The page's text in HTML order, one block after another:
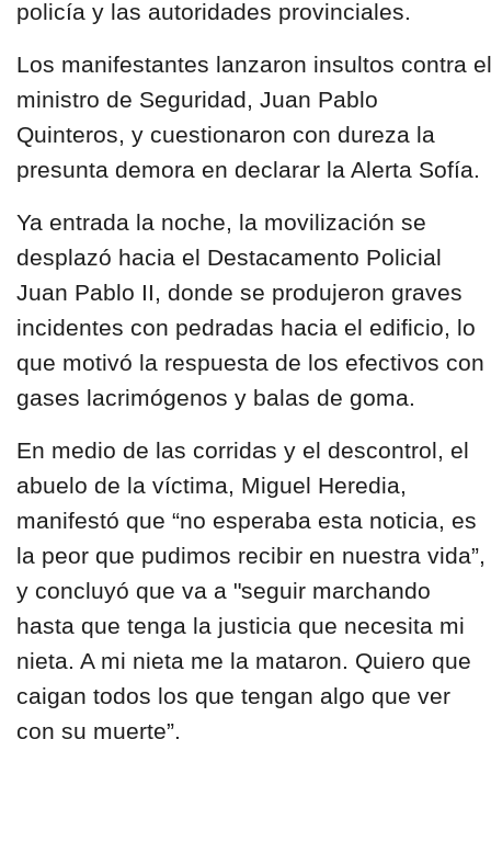
policía y las autoridades provinciales.
Los manifestantes lanzaron insultos contra el
ministro de Seguridad, Juan Pablo
Quinteros, y cuestionaron con dureza la
presunta demora en declarar la Alerta Sofía.
Ya entrada la noche, la movilización se
desplazó hacia el Destacamento Policial
Juan Pablo II, donde se produjeron graves
incidentes con pedradas hacia el edificio, lo
que motivó la respuesta de los efectivos con
gases lacrimógenos y balas de goma.
En medio de las corridas y el descontrol, el
abuelo de la víctima, Miguel Heredia,
manifestó que “no esperaba esta noticia, es
la peor que pudimos recibir en nuestra vida”,
y concluyó que va a "seguir marchando
hasta que tenga la justicia que necesita mi
nieta. A mi nieta me la mataron. Quiero que
caigan todos los que tengan algo que ver
con su muerte”.